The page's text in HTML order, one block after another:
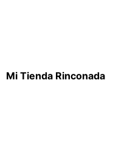
Mi Tienda Rinconada